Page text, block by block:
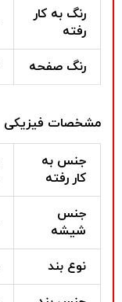
رنگ به کار
رفته
رنگ صفحه
مشخصات فیزیکی
جنس به
کار رفته
جنس
شیشه
نوع بند